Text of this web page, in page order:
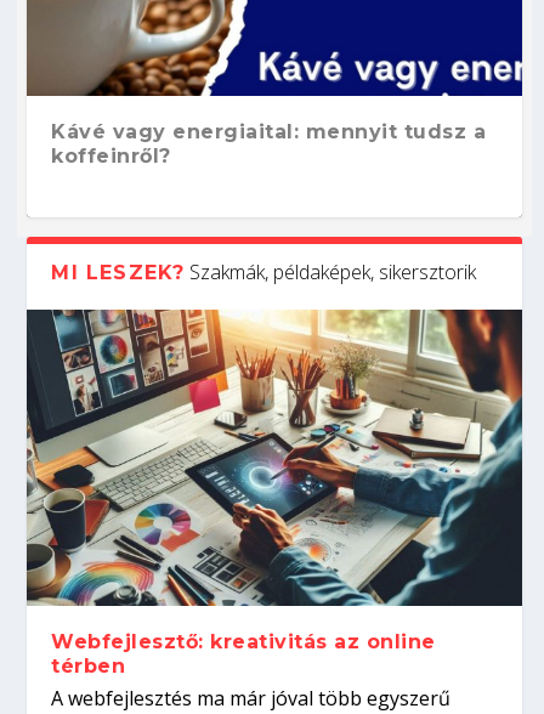
Kávé vagy energiaital: mennyit tudsz a
koffeinről?
Hogyan készíts ATS-barát önéletrajzot?
Így növelheted az esélyedet az
állásinterjúra...
Kitalálod, mire használják ezeket a
gépeket?
Nem sikerült az egyetemi felvételi?
Tanulj szakmát!
Szoftverfejlesztő: verseny kódban –
amikor néhány sor program dönti el a
világversenyt...
MI LESZEK? Szakmák, példaképek, sikersztorik
Webfejlesztő: kreativitás az online
térben
A webfejlesztés ma már jóval több egyszerű